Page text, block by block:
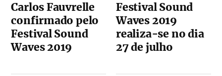
Carlos Fauvrelle
confirmado pelo
Festival Sound
Waves 2019
Festival Sound
Waves 2019
realiza-se no dia
27 de julho